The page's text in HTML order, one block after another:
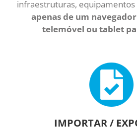
infraestruturas, equipamentos
apenas de um
telemóvel ou tablet
IMPORTAR /